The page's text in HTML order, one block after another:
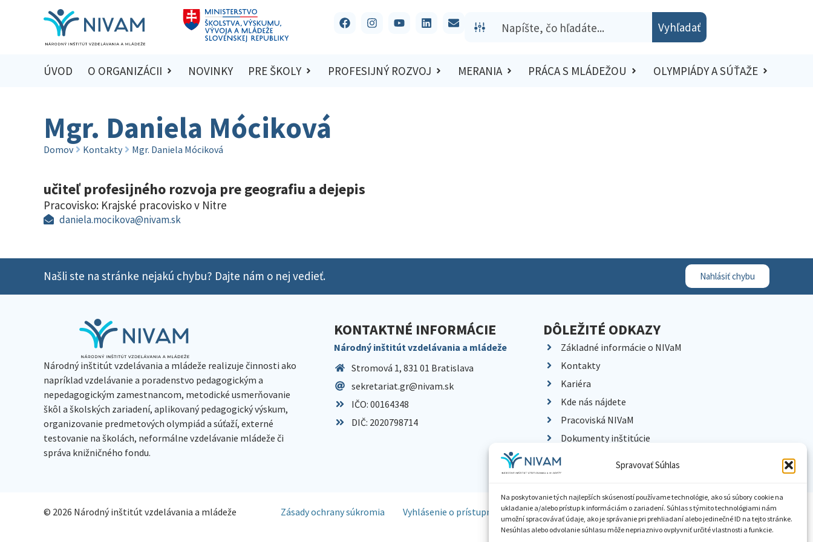
Spravovať Súhlas
Na poskytovanie tých najlepších skúseností používame technológie, ako sú súbory cookie na
ukladanie a/alebo prístup k informáciám o zariadení. Súhlas s týmito technológiami nám
umožní spracovávať údaje, ako je správanie pri prehliadaní alebo jedinečné ID na tejto stránke.
Nesúhlas alebo odvolanie súhlasu môže nepriaznivo ovplyvniť určité vlastnosti a funkcie.
Vyhľadať
ÚVOD O ORGANIZÁCII NOVINKY PRE ŠKOLY PROFESIJNÝ ROZVOJ MERANIA PRÁCA S MLÁDEŽOU OLYMPIÁDY A SÚŤAŽE
Mgr. Daniela Móciková
Domov Kontakty Mgr. Daniela Móciková
učiteľ profesijného rozvoja pre geografiu a dejepis
Pracovisko: Krajské pracovisko v Nitre
daniela.mocikova@nivam.sk
Našli ste na stránke nejakú chybu? Dajte nám o nej vedieť. Nahlásiť chybu
Národný inštitút vzdelávania a mládeže realizuje činnosti ako
napríklad vzdelávanie a poradenstvo pedagogickým a
nepedagogickým zamestnancom, metodické usmerňovanie
škôl a školských zariadení, aplikovaný pedagogický výskum,
organizovanie predmetových olympiád a súťaží, externé
testovanie na školách, neformálne vzdelávanie mládeže či
správa knižničného fondu.
KONTAKTNÉ INFORMÁCIE
Národný inštitút vzdelávania a mládeže
Stromová 1, 831 01 Bratislava
sekretariat.gr@nivam.sk
IČO: 00164348
DIČ: 2020798714
DÔLEŽITÉ ODKAZY
Základné informácie o NIVaM
Kontakty
Kariéra
Kde nás nájdete
Pracoviská NIVaM
Dokumenty inštitúcie
Knižnica
© 2026 Národný inštitút vzdelávania a mládeže Zásady ochrany súkromia Vyhlásenie o prístupnosti Sprístupnenie informácií Nastavenia cookies GDPR